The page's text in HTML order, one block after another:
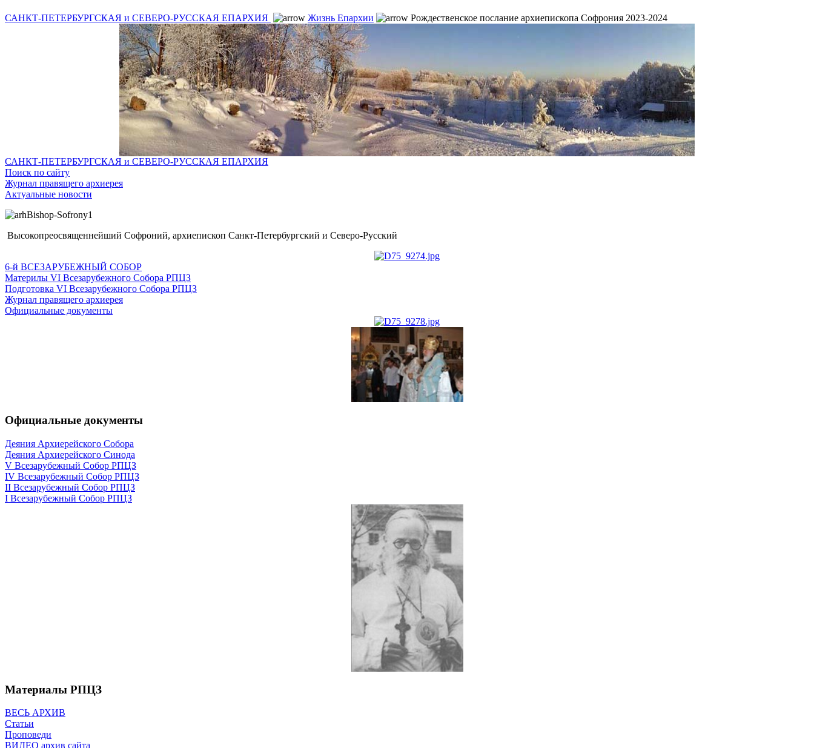
САНКТ-ПЕТЕРБУРГСКАЯ и СЕВЕРО-РУССКАЯ ЕПАРХИЯ Жизнь Епархии Рождественское послание архиепископа Софрония 2023-2024
САНКТ-ПЕТЕРБУРГСКАЯ и СЕВЕРО-РУССКАЯ ЕПАРХИЯ
Поиск по сайту
Журнал правящего архиерея
Актуальные новости
Высокопреосвященнейший Софроний, архиепископ Санкт-Петербургский и Северо-Русский
6-й ВСЕЗАРУБЕЖНЫЙ СОБОР
Материлы VI Всезарубежного Собора РПЦЗ
Подготовка VI Всезарубежного Собора РПЦЗ
Журнал правящего архиерея
Официальные документы
Официальные документы
Деяния Архиерейского Собора
Деяния Архиерейского Синода
V Всезарубежный Собор РПЦЗ
IV Всезарубежный Собор РПЦЗ
II Всезарубежный Собор РПЦЗ
I Всезарубежный Собор РПЦЗ
Материалы РПЦЗ
ВЕСЬ АРХИВ
Статьи
Проповеди
ВИДЕО архив сайта